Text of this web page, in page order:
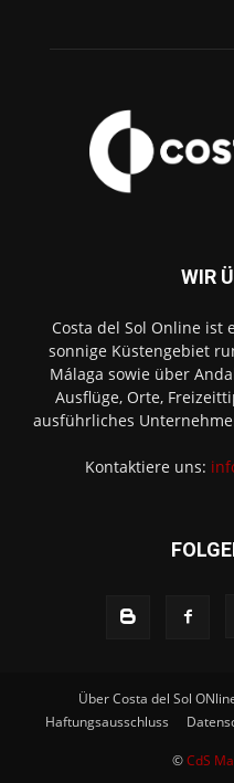
WIR
Costa del Sol Online ist
sonnige Küstengebiet
Málaga sowie über
Ausflüge, Orte,
ausführliches
Kontaktiere uns:
Über Costa del Sol
Haftungsausschluss
©CdS